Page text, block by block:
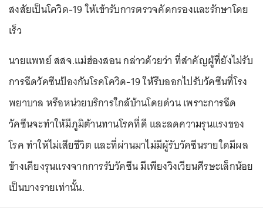
สงสัยเป็นโควิด-19 ให้เข้ารับการตรวจคัดกรองและรักษาโดย
เร็ว
นายแพทย์ สสจ.แม่ฮ่องสอน กล่าวด้วยว่า ที่สำคัญผู้ที่ยังไม่รับ
การฉีดวัคซีนป้องกันโรคโควิด-19 ให้รีบออกไปรับวัคซีนที่โรง
พยาบาล หรือหน่วยบริการใกล้บ้านโดยด่วน เพราะการฉีด
วัคซีนจะทำให้มีภูมิต้านทานโรคที่ดี และลดความรุนแรงของ
โรค ทำให้ไม่เสียชีวิต และที่ผ่านมาไม่มีผู้รับวัคซีนรายใดมีผล
ข้างเคียงรุนแรงจากการรับวัคซีน มีเพียงวิงเวียนศีรษะเล็กน้อย
เป็นบางรายเท่านั้น.